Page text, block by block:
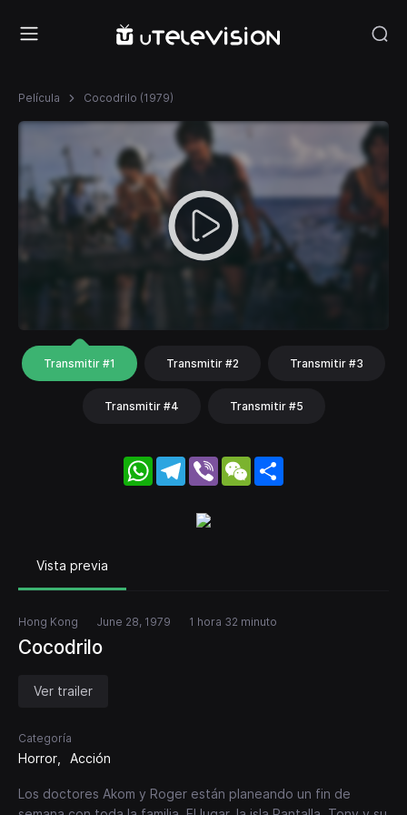
Película Cocodrilo (1979)
Transmitir #1 Transmitir #2 Transmitir #3
Transmitir #4 Transmitir #5
WhatsApp
Telegram
Viber WeChat
Vista previa
Hong Kong June 28, 1979 1 hora 32 minuto
Cocodrilo
Ver trailer
Categoría
Horror Acción
Los doctores Akom y Roger están planeando un fin de